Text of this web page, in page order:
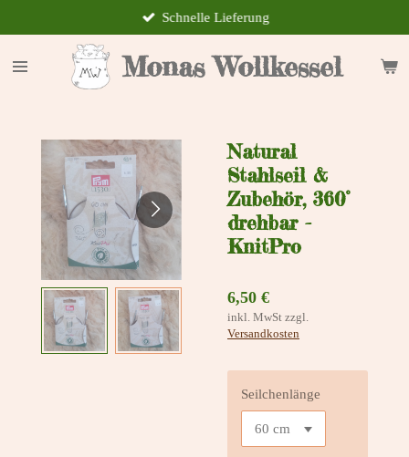
Hauptinhalt
springen
Monas Wollkessel
Schnelle Lieferung
Natural
Stahlseil &
Zubehör, 360°
drehbar -
KnitPro
6,50 €
inkl. MwSt zzgl.
Versandkosten
Seilchenlänge